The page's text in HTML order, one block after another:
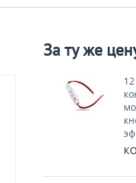
За ту же